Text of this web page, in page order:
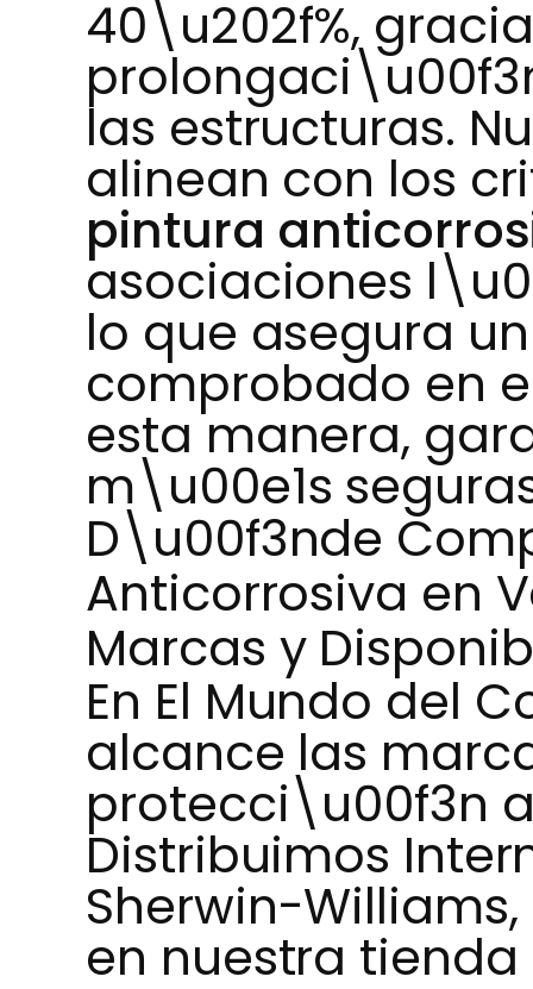
40\u202f%,
las estructuras.
alinean con los
pintura
asociaciones
lo que asegura
comprobado en
esta manera,
m\u00e1s
D\u00f3nde
Anticorrosiva en
Marcas y
En El Mundo del
alcance las
protecci\u00f3n
Distribuimos
Sherwin-
en nuestra